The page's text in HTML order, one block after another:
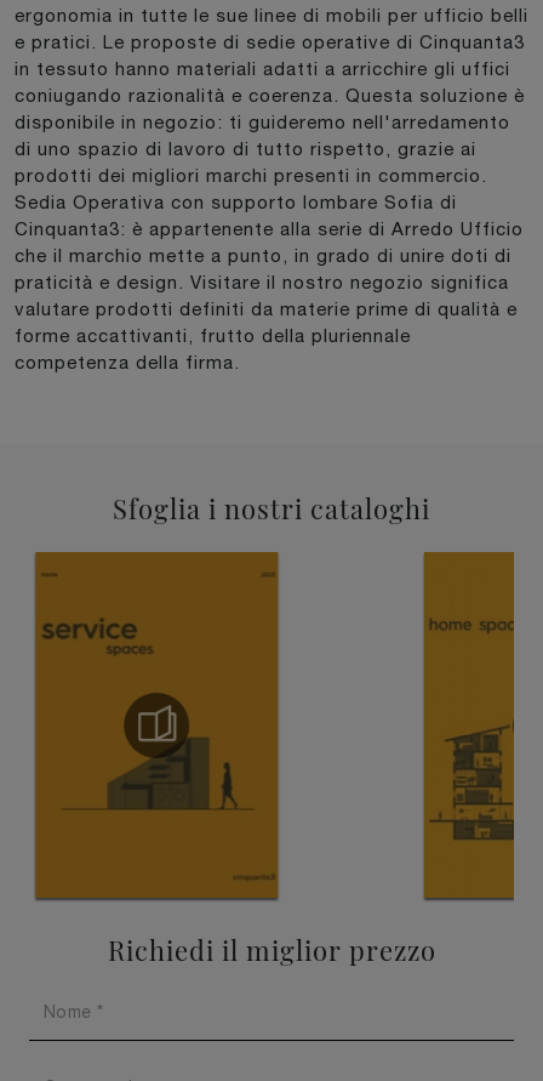
ergonomia in tutte le sue linee di mobili per ufficio belli
e pratici. Le proposte di sedie operative di Cinquanta3
in tessuto hanno materiali adatti a arricchire gli uffici
coniugando razionalità e coerenza. Questa soluzione è
disponibile in negozio: ti guideremo nell'arredamento
di uno spazio di lavoro di tutto rispetto, grazie ai
prodotti dei migliori marchi presenti in commercio.
Sedia Operativa con supporto lombare Sofia di
Cinquanta3: è appartenente alla serie di Arredo Ufficio
che il marchio mette a punto, in grado di unire doti di
praticità e design. Visitare il nostro negozio significa
valutare prodotti definiti da materie prime di qualità e
forme accattivanti, frutto della pluriennale
competenza della firma.
Sfoglia i nostri cataloghi
Richiedi il miglior prezzo